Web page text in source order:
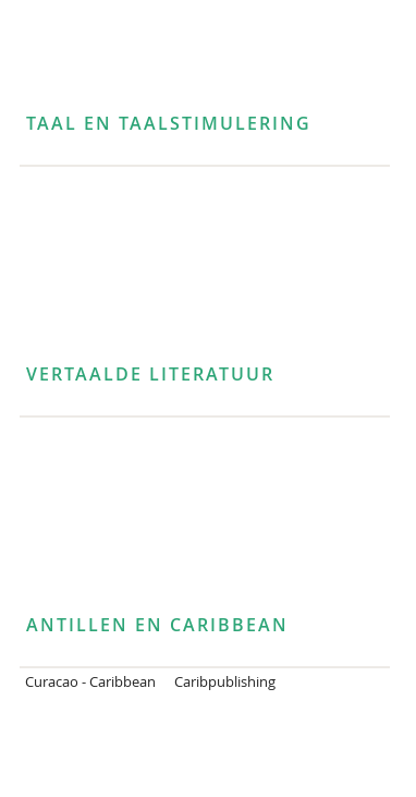
TAAL EN TAALSTIMULERING
VERTAALDE LITERATUUR
ANTILLEN EN CARIBBEAN
Curacao - Caribbean Caribpublishing